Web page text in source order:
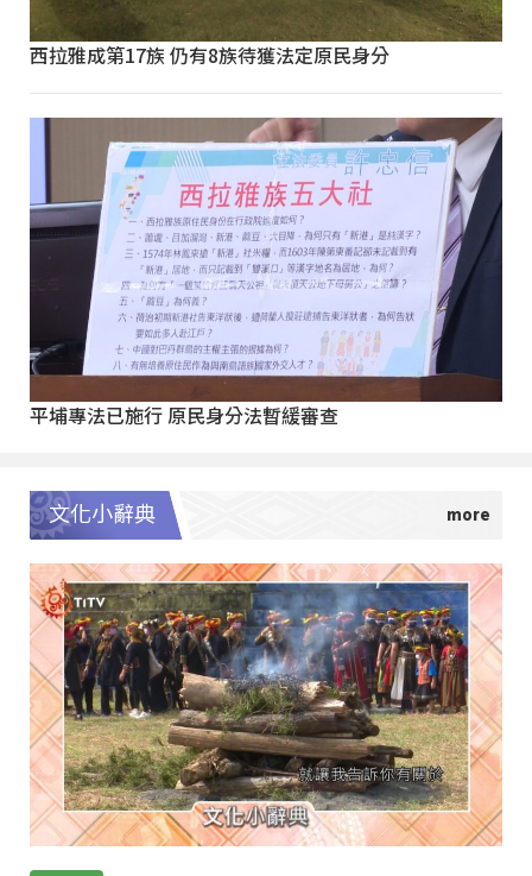
西拉雅成第17族 仍有8族待獲法定原民身分
平埔專法已施行 原民身分法暫緩審查
文化小辭典